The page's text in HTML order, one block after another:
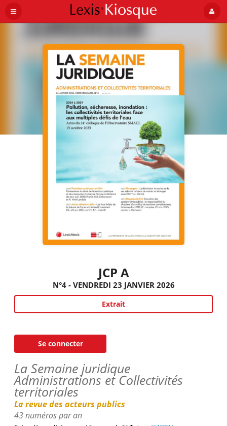
JCP A
N°4 - VENDREDI 23 JANVIER 2026
Extrait
Se connecter
La Semaine juridique
Administrations et Collectivités
territoriales
La revue des acteurs publics
43 numéros par an